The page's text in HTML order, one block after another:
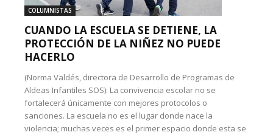
COLUMNISTAS
CUANDO LA ESCUELA SE DETIENE, LA
PROTECCIÓN DE LA NIÑEZ NO PUEDE
HACERLO
(Norma Valdés, directora de Desarrollo de Programas de
Aldeas Infantiles SOS): La convivencia escolar no se
fortalecerá únicamente con mejores protocolos o
sanciones. La escuela no es el lugar donde nace la
violencia; muchas veces es el primer espacio donde esta se